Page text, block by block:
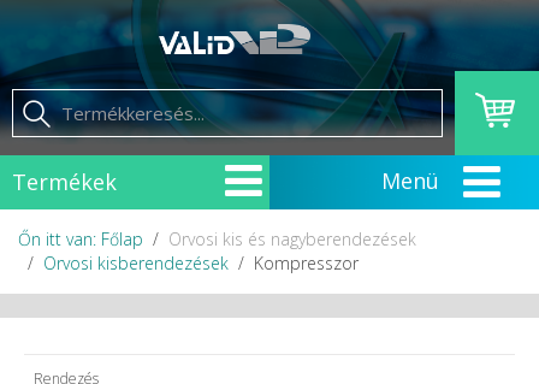
Termékek
Őn itt van: Főlap
Orvosi kis és nagyberendezések
Orvosi kisberendezések
Kompresszor
Rendezés